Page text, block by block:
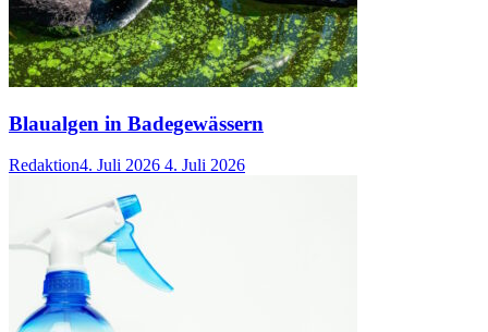
Blaualgen in Badegewässern
Redaktion4. Juli 2026 4. Juli 2026